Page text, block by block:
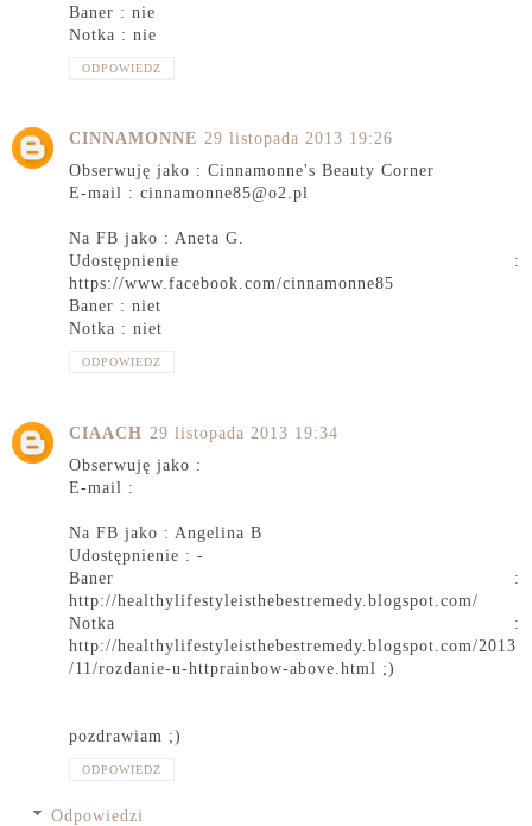
Baner : nie
Notka : nie
ODPOWIEDZ
CINNAMONNE 29 listopada 2013 19:26
Obserwuję jako : Cinnamonne's Beauty Corner
E-mail : cinnamonne85@o2.pl
Na FB jako : Aneta G.
Udostępnienie :
https://www.facebook.com/cinnamonne85
Baner : niet
Notka : niet
ODPOWIEDZ
CIAACH 29 listopada 2013 19:34
Obserwuję jako :
E-mail :
Na FB jako : Angelina B
Udostępnienie : -
Baner :
http://healthylifestyleisthebestremedy.blogspot.com/
Notka :
http://healthylifestyleisthebestremedy.blogspot.com/2013
/11/rozdanie-u-httprainbow-above.html ;)
pozdrawiam ;)
ODPOWIEDZ
Odpowiedzi